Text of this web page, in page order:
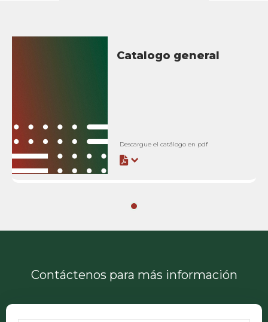
Catalogo general
Descargue el catálogo en pdf
Contáctenos para más información